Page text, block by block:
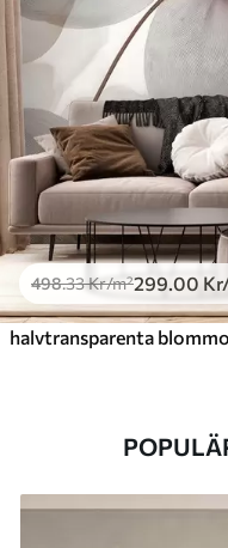
498.33Kr/m²299 .00 Kr
halvtransparenta